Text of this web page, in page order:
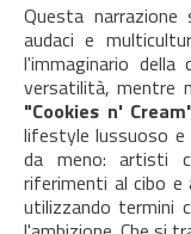
Questa
audaci e
l'immaginario
versatilità, mentre
"Cookies n'
lifestyle lussuoso e
da meno: artisti
riferimenti al cibo e
utilizzando termini